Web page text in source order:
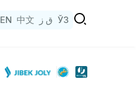
EN 中文 ق ز ЎЗ